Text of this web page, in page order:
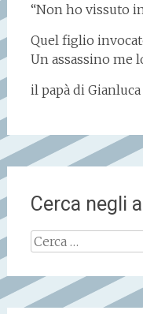
“Non ho vissuto
Quel figlio
Un assassino me
il papà di
Cerca negli
Ricerca